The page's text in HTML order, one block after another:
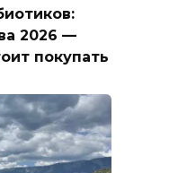
2026 —
покупать